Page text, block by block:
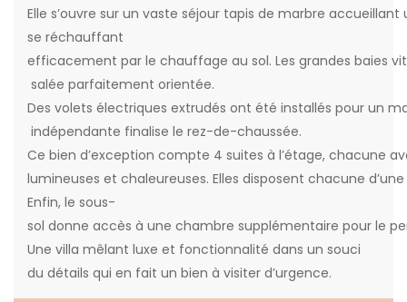
Elle s’ouvre sur un vaste séjour tapis de marbre
se réchauffant
efficacement par le chauffage au sol. Les grandes baies
salée parfaitement orientée.
Des volets électriques extrudés ont été installés pour un
indépendante finalise le rez-de-chaussée.
Ce bien d’exception compte 4 suites à l’étage, chacune
lumineuses et chaleureuses. Elles disposent chacune
Enfin, le sous-
sol donne accès à une chambre supplémentaire pour le
Une villa mêlant luxe et fonctionnalité dans un souci
du détails qui en fait un bien à visiter d’urgence.